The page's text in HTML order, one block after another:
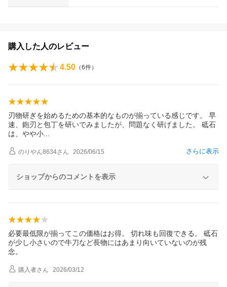
購入した人のレビュー
4.50 （6件）
刃物研ぎを始めるための基本的なものが揃っている感じです。 早
速、鉋刃と包丁を研いでみましたが、問題なく研げました。 砥石
は、やや小
さらに表示
のりやん8634さん 2026/06/15
ショップからのコメントを表示
必要最低限が揃ってこの価格はお得。 切れ味も回復できる。 砥石
が少し小さいので牛刀など長物にはあまり向いていないのが残
念。
購入者さん 2026/03/12